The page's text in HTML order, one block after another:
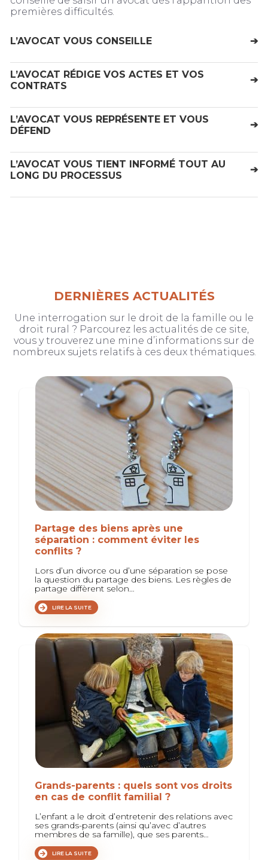
premières difficultés.
L’AVOCAT VOUS CONSEILLE ➔
L’AVOCAT RÉDIGE VOS ACTES ET VOS
CONTRATS
➔
L’AVOCAT VOUS REPRÉSENTE ET VOUS
DÉFEND
➔
L’AVOCAT VOUS TIENT INFORMÉ TOUT AU
LONG DU PROCESSUS
➔
DERNIÈRES ACTUALITÉS
Une interrogation sur le droit de la famille ou le
droit rural ? Parcourez les actualités de ce site,
vous y trouverez une mine d’informations sur de
nombreux sujets relatifs à ces deux thématiques.
Partage des biens après une
séparation : comment éviter les
conflits ?
Lors d’un divorce ou d’une séparation se pose
la question du partage des biens. Les règles de
partage diffèrent selon…
LIRE LA SUITE
Grands-parents : quels sont vos droits
en cas de conflit familial ?
L’enfant a le droit d’entretenir des relations avec
ses grands-parents (ainsi qu’avec d’autres
membres de sa famille), que ses parents…
LIRE LA SUITE